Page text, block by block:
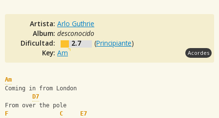
Artista: Arlo Guthrie
Album: desconocido
Dificultad:
2.7 (Principiante)
Key: Am Acordes
Am
Coming in from London
D7
From over the pole
F
C
E7